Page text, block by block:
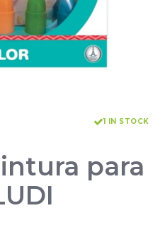
1 IN STOCK
para